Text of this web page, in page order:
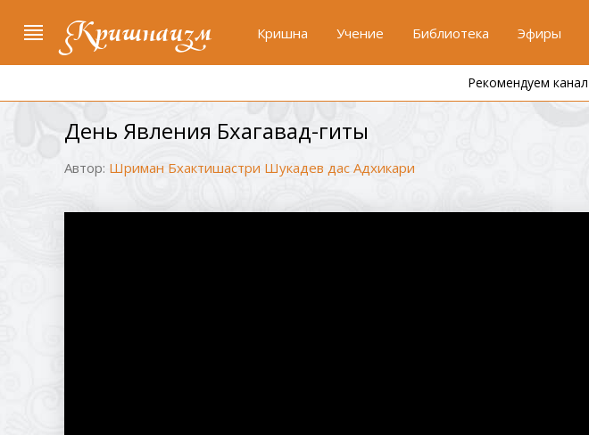
Кришнаизм Кришна Учение Библиотека Эфиры
Рекомендуем канал
День Явления Бхагавад-гиты
Автор: Шриман Бхактишастри Шукадев дас Адхикари